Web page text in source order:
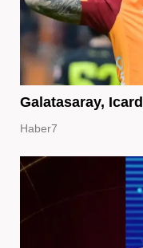
Galatasaray,
Haber7